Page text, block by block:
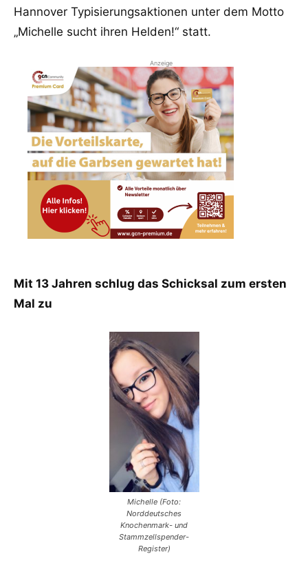
Hannover Typisierungsaktionen unter dem Motto
„Michelle sucht ihren Helden!“ statt.
Anzeige
Mit 13 Jahren schlug das Schicksal zum ersten
Mal zu
Michelle (Foto:
Norddeutsches
Knochenmark- und
Stammzellspender-
Register)